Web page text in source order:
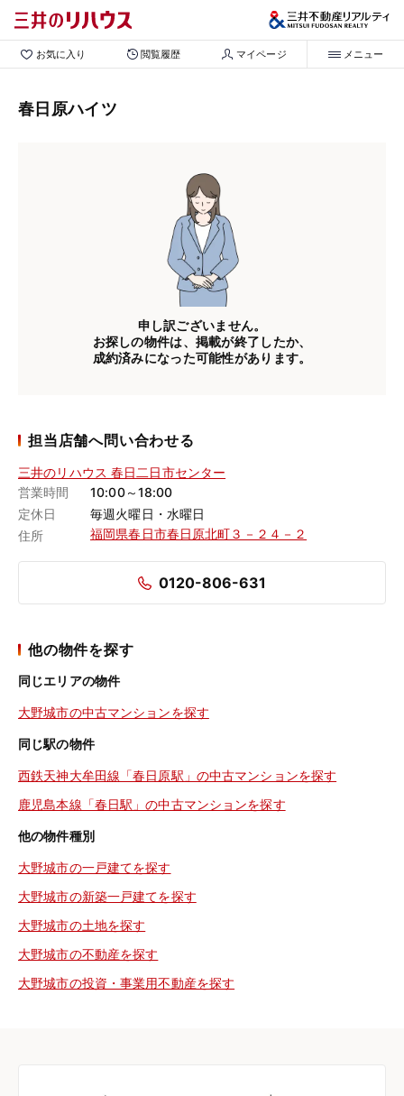
お気に入り 閲覧履歴 マイページ メニュー
春日原ハイツ
申し訳ございません。
お探しの物件は、掲載が終了したか、
成約済みになった可能性があります。
担当店舗へ問い合わせる
三井のリハウス 春日二日市センター
営業時間
10:00～18:00
定休日
毎週火曜日・水曜日
住所
福岡県春日市春日原北町３－２４－２
0120-806-631
他の物件を探す
同じエリアの物件
大野城市の中古マンションを探す
同じ駅の物件
西鉄天神大牟田線「春日原駅」の中古マンションを探す
鹿児島本線「春日駅」の中古マンションを探す
他の物件種別
大野城市の一戸建てを探す
大野城市の新築一戸建てを探す
大野城市の土地を探す
大野城市の不動産を探す
大野城市の投資・事業用不動産を探す